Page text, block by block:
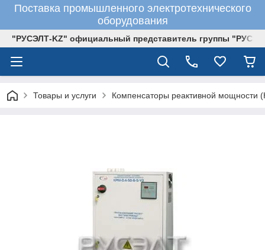
Поставка промышленного электротехнического
оборудования
"РУСЭЛТ-KZ" официальный представитель группы
Товары и услуги Компенсаторы реактивной мощности